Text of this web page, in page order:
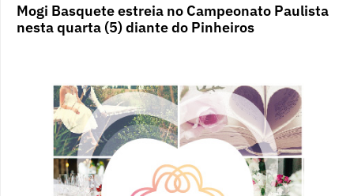
Mogi Basquete estreia no Campeonato Paulista
nesta quarta (5) diante do Pinheiros